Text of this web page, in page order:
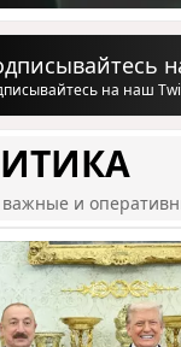
на наш
и